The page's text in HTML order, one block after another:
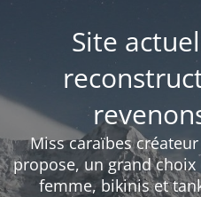
Site
Miss caraïbes
propose, un grand
femme, bikinis et